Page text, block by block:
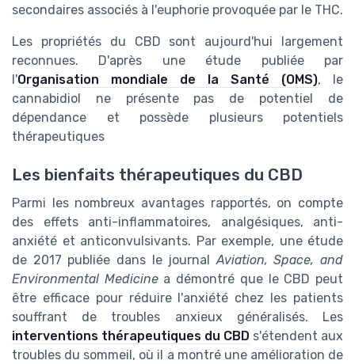
secondaires associés à l'euphorie provoquée par le THC.
Les propriétés du CBD sont aujourd'hui largement
reconnues. D'après une étude publiée par
l'Organisation mondiale de la Santé (OMS), le
cannabidiol ne présente pas de potentiel de
dépendance et possède plusieurs potentiels
thérapeutiques
Les bienfaits thérapeutiques du CBD
Parmi les nombreux avantages rapportés, on compte
des effets anti-inflammatoires, analgésiques, anti-
anxiété et anticonvulsivants. Par exemple, une étude
de 2017 publiée dans le journalAviation, Space, and
Environmental Medicinea démontré que le CBD peut
être efficace pour réduire l'anxiété chez les patients
souffrant de troubles anxieux généralisés. Les
interventions thérapeutiques du CBD s'étendent aux
troubles du sommeil, où il a montré une amélioration de